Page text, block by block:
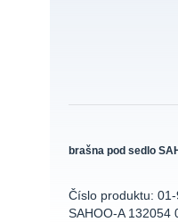
brašna pod sedlo
Číslo produktu:
SAHOO-A 132054